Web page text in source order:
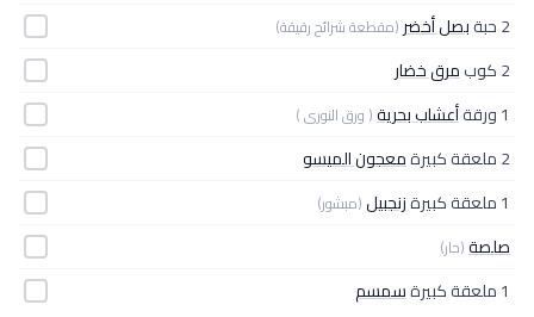
2 حبة بصل أخضر (مقطعة شرائح رقيقة)
2 كوب
مرق خضار
1 ورقة
أعشاب بحرية( ورق النورى )
2 ملعقة كبيرة
معجون الميسو
1 ملعقة كبيرة
زنجبيل(مبشور)
صلصة(حار)
1 ملعقة كبيرة سمسم